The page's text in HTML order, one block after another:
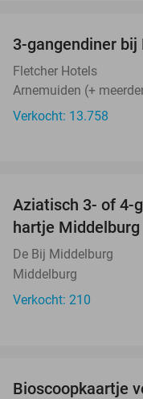
3-gangendiner
Fletcher Hotels
Arnemuiden (+
Verkocht: 13.758
Aziatisch 3- of 4-
hartje Middelburg
De Bij Middelburg
Middelburg
Verkocht: 210
Bioscoopkaartje